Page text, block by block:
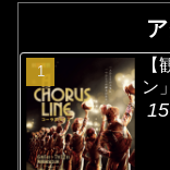
ン